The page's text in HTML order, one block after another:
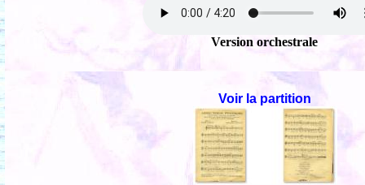
Version orchestrale
Voir la partition